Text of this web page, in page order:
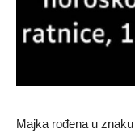
Majka rođena u